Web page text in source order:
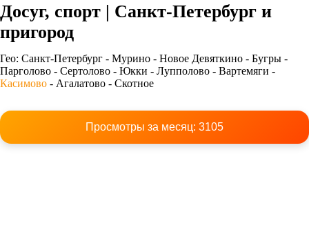
Досуг, спорт | Санкт-Петербург и
пригород
Гео: Санкт-Петербург - Мурино - Новое Девяткино - Бугры -
Парголово - Сертолово - Юкки - Лупполово - Вартемяги -
Касимово - Агалатово - Скотное
Просмотры за месяц: 3105